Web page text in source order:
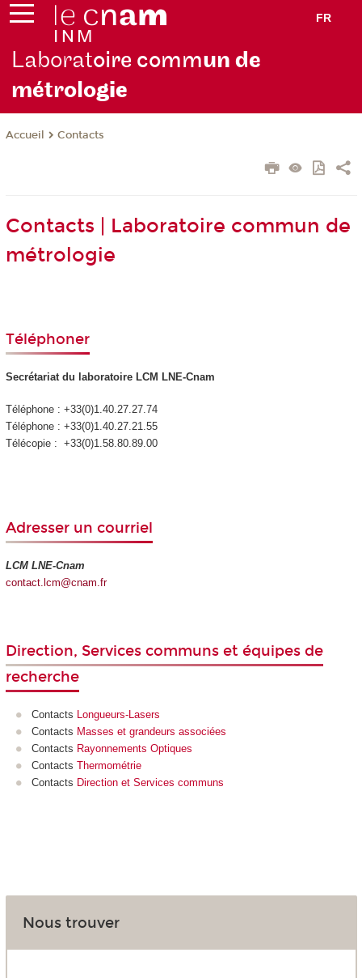
FR
Laboratoire commun de
métrologie
Accueil Contacts
Contacts | Laboratoire commun de
métrologie
Téléphoner
Secrétariat du laboratoire LCM LNE-Cnam
Téléphone : +33(0)1.40.27.27.74
Téléphone : +33(0)1.40.27.21.55
Télécopie : +33(0)1.58.80.89.00
Adresser un courriel
LCM LNE-Cnam
contact.lcm@cnam.fr
Direction, Services communs et équipes de
recherche
Contacts
Longueurs-Lasers
Contacts Masses et grandeurs associées
Contacts Rayonnements Optiques
Contacts Thermométrie
Contacts Direction et Services communs
Nous trouver